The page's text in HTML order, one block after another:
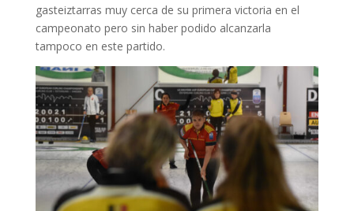
gasteiztarras muy cerca de su primera victoria en el
campeonato pero sin haber podido alcanzarla
tampoco en este partido.